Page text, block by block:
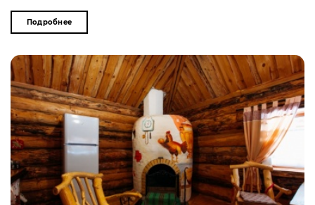
Подробнее